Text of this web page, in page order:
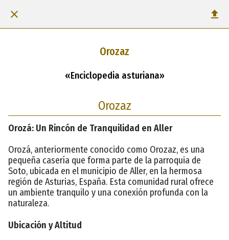
Orozaz
«Enciclopedia asturiana»
Orozaz
Orozá: Un Rincón de Tranquilidad en Aller
Orozá, anteriormente conocido como Orozaz, es una
pequeña casería que forma parte de la parroquia de
Soto, ubicada en el municipio de Aller, en la hermosa
región de Asturias, España. Esta comunidad rural ofrece
un ambiente tranquilo y una conexión profunda con la
naturaleza.
Ubicación y Altitud